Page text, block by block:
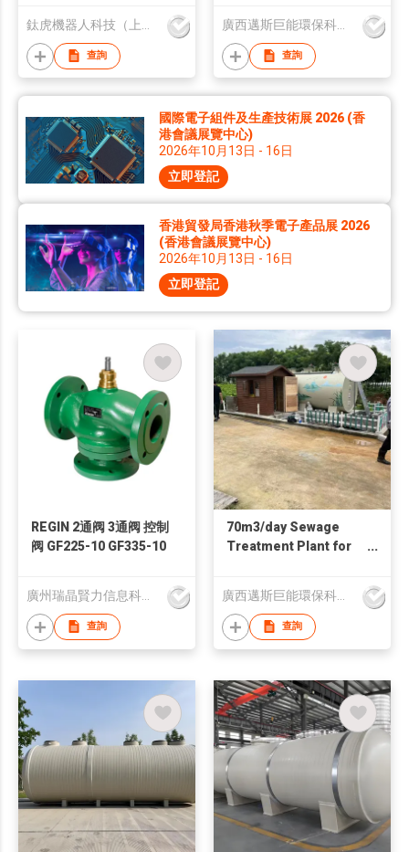
查詢
廣西邁斯巨能環保科技有限公司
查詢
國際電子組件及生產技術展 2026 (香
港會議展覽中心)
2026年10月13日 - 16日
立即登記
香港貿發局香港秋季電子產品展 2026
(香港會議展覽中心)
2026年10月13日 - 16日
立即登記
REGIN 2通阀 3通阀 控制
阀 GF225-10 GF335-10
廣州瑞晶賢力信息科技有限公司
查詢
70m3/day Sewage
Treatment Plant for
廣西邁斯巨能環保科技有限公司
查詢